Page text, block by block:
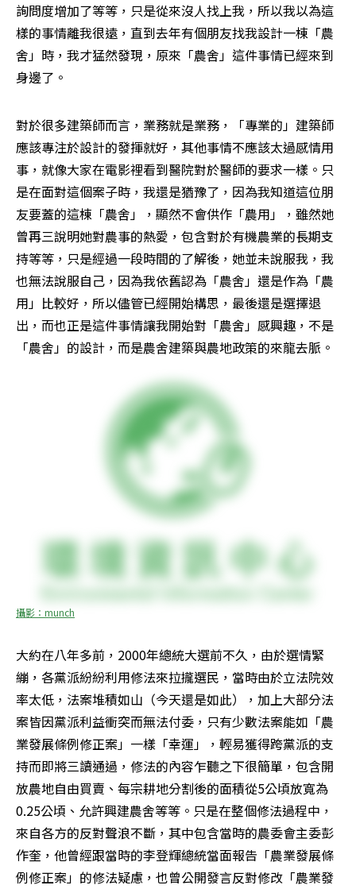
詢問度增加了等等，只是從來沒人找上我，所以我以為這
樣的事情離我很遠，直到去年有個朋友找我設計一棟「農
舍」時，我才猛然發現，原來「農舍」這件事情已經來到
身邊了。
對於很多建築師而言，業務就是業務，「專業的」建築師
應該專注於設計的發揮就好，其他事情不應該太過感情用
事，就像大家在電影裡看到醫院對於醫師的要求一樣。只
是在面對這個案子時，我還是猶豫了，因為我知道這位朋
友要蓋的這棟「農舍」，顯然不會供作「農用」，雖然她
曾再三說明她對農事的熱愛，包含對於有機農業的長期支
持等等，只是經過一段時間的了解後，她並未說服我，我
也無法說服自己，因為我依舊認為「農舍」還是作為「農
用」比較好，所以儘管已經開始構思，最後還是選擇退
出，而也正是這件事情讓我開始對「農舍」感興趣，不是
「農舍」的設計，而是農舍建築與農地政策的來龍去脈。
攝影：munch
大約在八年多前，2000年總統大選前不久，由於選情緊
繃，各黨派紛紛利用修法來拉攏選民，當時由於立法院效
率太低，法案堆積如山（今天還是如此），加上大部分法
案皆因黨派利益衝突而無法付委，只有少數法案能如「農
業發展條例修正案」一樣「幸運」，輕易獲得跨黨派的支
持而即將三讀通過，修法的內容乍聽之下很簡單，包含開
放農地自由買賣、每宗耕地分割後的面積從5公頃放寬為
0.25公頃、允許興建農舍等等。只是在整個修法過程中，
來自各方的反對聲浪不斷，其中包含當時的農委會主委彭
作奎，他曾經跟當時的李登輝總統當面報告「農業發展條
例修正案」的修法疑慮，也曾公開發言反對修改「農業發